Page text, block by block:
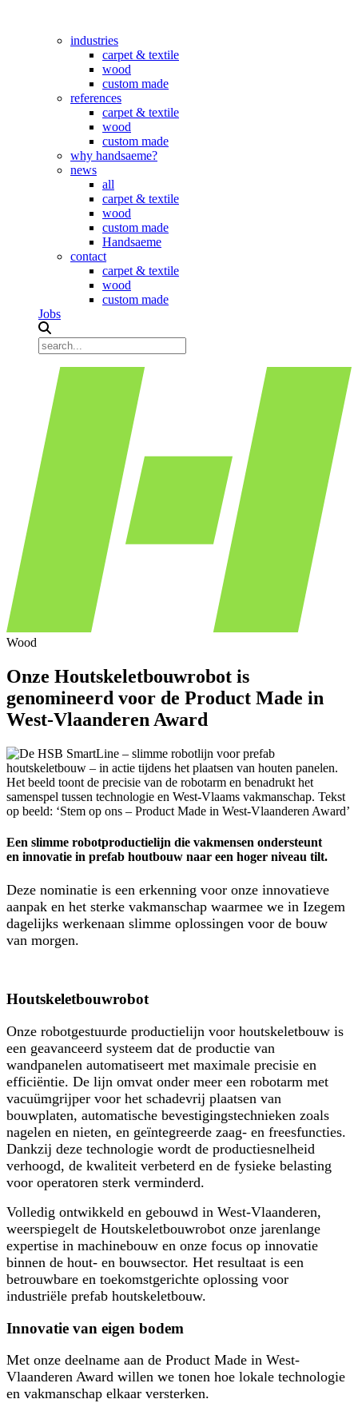
industries
carpet & textile
wood
custom made
references
carpet & textile
wood
custom made
why handsaeme?
news
all
carpet & textile
wood
custom made
Handsaeme
contact
carpet & textile
wood
custom made
Jobs
Wood
Onze Houtskeletbouwrobot is
genomineerd voor de Product Made in
West-Vlaanderen Award
Een slimme robotproductielijn die vakmensen ondersteunt
en innovatie in prefab houtbouw naar een hoger niveau tilt.
Deze nominatie is een erkenning voor onze innovatieve
aanpak en het sterke vakmanschap waarmee we in Izegem
dagelijks werkenaan slimme oplossingen voor de bouw
van morgen.
Houtskeletbouwrobot
Onze robotgestuurde productielijn voor houtskeletbouw is
een geavanceerd systeem dat de productie van
wandpanelen automatiseert met maximale precisie en
efficiëntie. De lijn omvat onder meer een robotarm met
vacuümgrijper voor het schadevrij plaatsen van
bouwplaten, automatische bevestigingstechnieken zoals
nagelen en nieten, en geïntegreerde zaag- en freesfuncties.
Dankzij deze technologie wordt de productiesnelheid
verhoogd, de kwaliteit verbeterd en de fysieke belasting
voor operatoren sterk verminderd.
Volledig ontwikkeld en gebouwd in West-Vlaanderen,
weerspiegelt de Houtskeletbouwrobot onze jarenlange
expertise in machinebouw en onze focus op innovatie
binnen de hout- en bouwsector. Het resultaat is een
betrouwbare en toekomstgerichte oplossing voor
industriële prefab houtskeletbouw.
Innovatie van eigen bodem
Met onze deelname aan de Product Made in West-
Vlaanderen Award willen we tonen hoe lokale technologie
en vakmanschap elkaar versterken.